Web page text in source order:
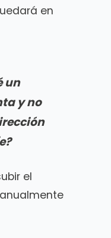
en
un
y no
el